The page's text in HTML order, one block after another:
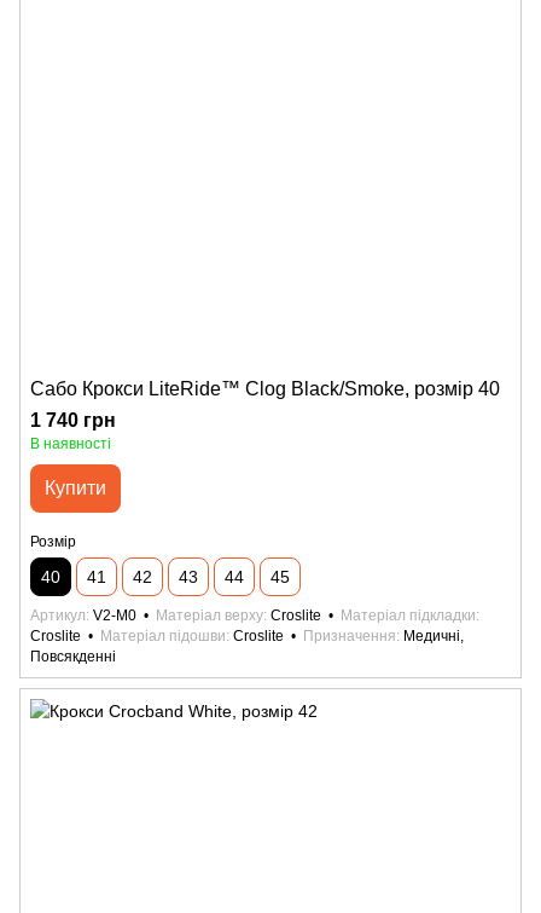
Сабо Крокси LiteRide™ Clog Black/Smoke, розмір 40
1 740 грн
В наявності
Купити
Розмір
40 41 42 43 44 45
Артикул V2-M0 Матеріал верху Croslite
Матеріал підкладки
Croslite
Матеріал підошви Croslite Призначення
Медичні,
Повсякденні